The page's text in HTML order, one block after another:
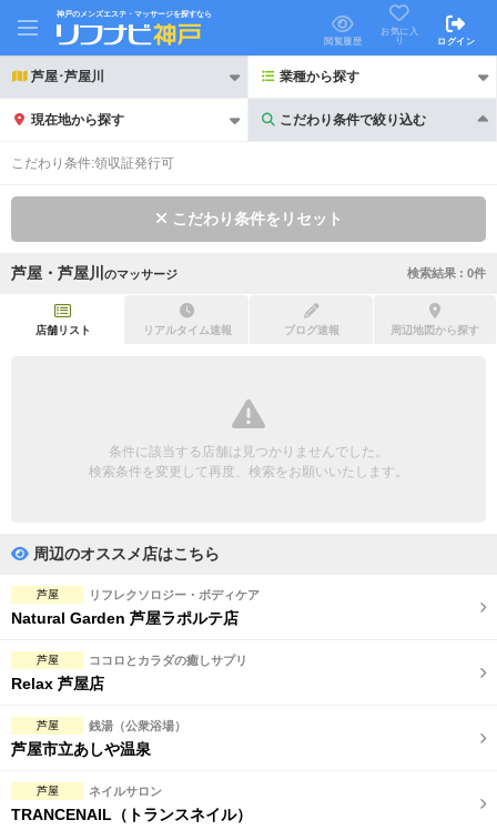
神戸のメンズエステ・マッサージを探すなら
閲覧履歴
お気に入
り
ログイン
芦屋･芦屋川 業種から探す
現在地から探す こだわり条件で絞り込む
こだわり条件で絞り込む
初回割引あり リピーター割引あり
団体様歓迎
ペアルームあり
フットバスあり
日本人スタッフのみ
スタッフ指名可
こだわり条件を変更
こだわり条件:領収証発行可
こだわり条件をリセット
芦屋・芦屋川 のマッサージ 検索結果 : 0件
店舗リスト リアルタイム速報 ブログ速報 周辺地図から探す
条件に該当する店舗は見つかりませんでした。
検索条件を変更して再度、検索をお願いいたします。
周辺のオススメ店はこちら
芦屋 リフレクソロジー・ボディケア
Natural Garden 芦屋ラポルテ店
芦屋 ココロとカラダの癒しサプリ
Relax 芦屋店
芦屋 銭湯（公衆浴場）
芦屋市立あしや温泉
芦屋 ネイルサロン
TRANCENAIL（トランスネイル）